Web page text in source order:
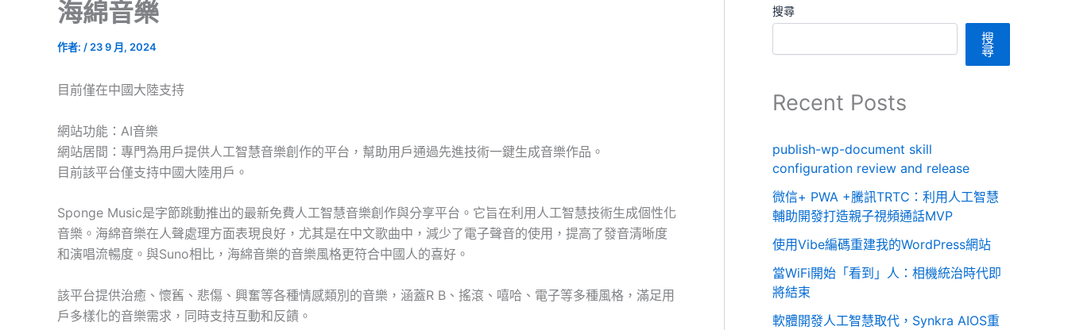
海綿音樂
作者: / 23 9 月, 2024
目前僅在中國大陸支持
網站功能：AI音樂
網站居間：專門為用戶提供人工智慧音樂創作的平台，幫助用戶通過先進技術一鍵生成音樂作品。
目前該平台僅支持中國大陸用戶。
Sponge Music是字節跳動推出的最新免費人工智慧音樂創作與分享平台。它旨在利用人工智慧技術生成個性化
音樂。海綿音樂在人聲處理方面表現良好，尤其是在中文歌曲中，減少了電子聲音的使用，提高了發音清晰度
和演唱流暢度。與Suno相比，海綿音樂的音樂風格更符合中國人的喜好。
該平台提供治癒、懷舊、悲傷、興奮等各種情感類別的音樂，涵蓋R B、搖滾、嘻哈、電子等多種風格，滿足用
戶多樣化的音樂需求，同時支持互動和反饋。
搜尋
搜
尋
Recent Posts
publish-wp-document skill
configuration review and release
微信+ PWA +騰訊TRTC：利用人工智慧
輔助開發打造親子視頻通話MVP
使用Vibe編碼重建我的WordPress網站
當WiFi開始「看到」人：相機統治時代即
將結束
軟體開發人工智慧取代，Synkra AIOS重